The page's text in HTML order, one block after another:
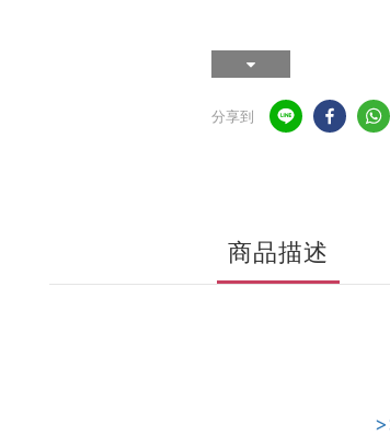
分享到
商品描述